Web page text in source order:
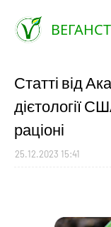
Статті від
дієтології
раціоні
25.12.2023 15:41